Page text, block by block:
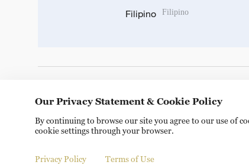
Filipino Filipino
Copyright © 2024 CGTN. 京ICP备20000184号
Our Privacy Statement & Cookie Policy
By continuing to browse our site you agree to our use of
cookie settings through your browser.
Privacy Policy Terms of Use